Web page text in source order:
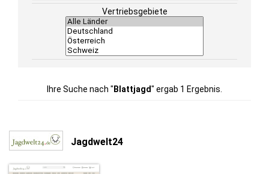
Vertriebsgebiete
Ihre Suche nach " Blattjagd" ergab 1 Ergebnis.
Jagdwelt24